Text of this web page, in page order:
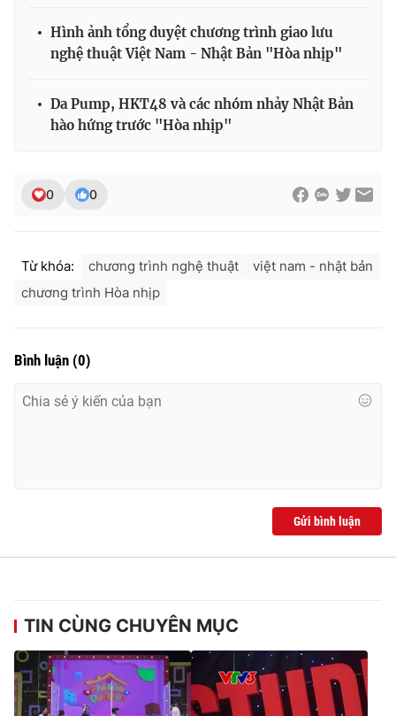
Hình ảnh tổng duyệt chương trình giao lưu
nghệ thuật Việt Nam - Nhật Bản "Hòa nhịp"
Da Pump, HKT48 và các nhóm nhảy Nhật Bản
hào hứng trước "Hòa nhịp"
0 0
Từ khóa: chương trình nghệ thuật
việt nam - nhật bản
chương trình Hòa nhịp
Bình luận (0)
Gửi bình luận
TIN CÙNG CHUYÊN MỤC